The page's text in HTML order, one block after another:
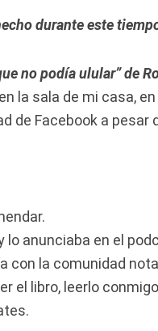
durante este
no podía ulular” de
la sala de mi casa,
de Facebook a pesar
lo anunciaba en el
con la comunidad
el libro, leerlo